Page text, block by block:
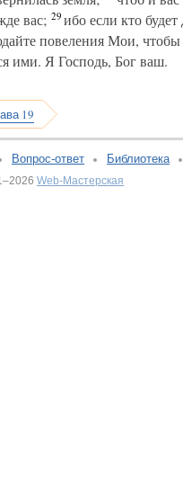
вас; 29ибо если кто будет
повеления Мои,
ими. Я Господь, Бог ваш.
19
Вопрос-ответ Библиотека
Web-Мастерская